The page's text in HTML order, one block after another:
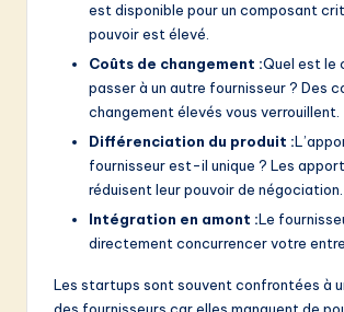
est disponible pour un composant
pouvoir est élevé.
Coûts de changement :Quel est le
passer à un autre fournisseur ? Des
changement élevés vous verrouillent.
Différenciation du produit :
fournisseur est-il unique ? Les
réduisent leur pouvoir de négociation.
Intégration en amont :Le
directement concurrencer votre
Les startups sont souvent confrontées à